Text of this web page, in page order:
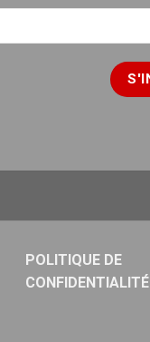
POLITIQUE DE
CONFIDENTIALITÉ